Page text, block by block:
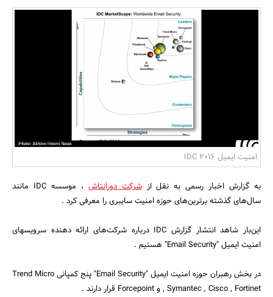
بانک، بیمه و سرمایه
امنیت ایمیل 2016 IDC
به گزارش اخبار رسمی به نقل ازشرکت دورانتاش
، موسسه IDC مانند
سال‌های گذشته برترین‌های حوزه امنیت سایبری را معرفی کرد .
این‌بار شاهد انتشار گزارش IDC درباره شرکت‌های ارائه دهنده سرویسهای
امنیت ایمیل "Email Security" هستیم .
در بخش رهبران حوزه امنیت ایمیل "Email Security" پنج کمپانی Trend Micro
, Symantec , Cisco , Fortinet و Forcepoint قرار دارند .